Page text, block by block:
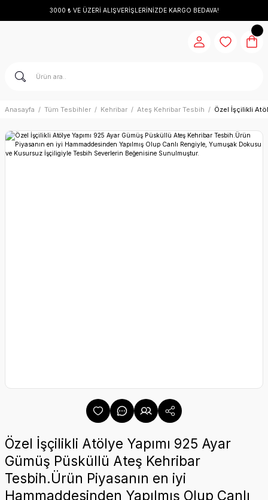
3000 ₺ VE ÜZERİ ALIŞVERİŞLERİNİZDE KARGO BEDAVA!
Anasayfa Tüm Tesbihler Kehribar Ateş Kehribar Tesbih Özel İşçilikli
Özel İşçilikli Atölye Yapımı 925 Ayar
Gümüş Püsküllü Ateş Kehribar
Tesbih.Ürün Piyasanın en iyi
Hammaddesinden Yapılmış Olup Canlı